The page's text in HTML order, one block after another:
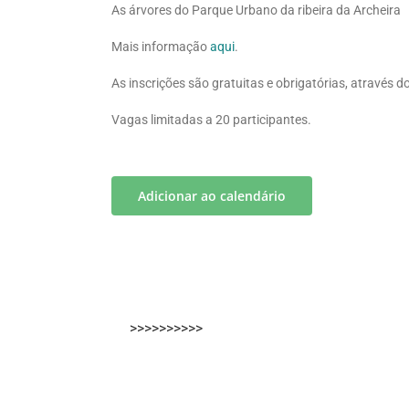
As árvores do Parque Urbano da ribeira da Archeira
Mais informaçãoaqui.
As inscrições são gratuitas e obrigatórias, através
Vagas limitadas a 20 participantes.
Adicionar ao calendário
>>>>>>>>>>